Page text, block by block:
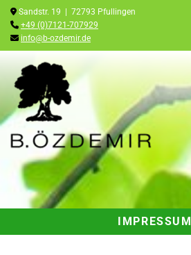
 Sandstr. 19 | 72793 Pfullingen
 +49 (0)7121-707929
 info@b-ozdemir.de
IMPRESSUM